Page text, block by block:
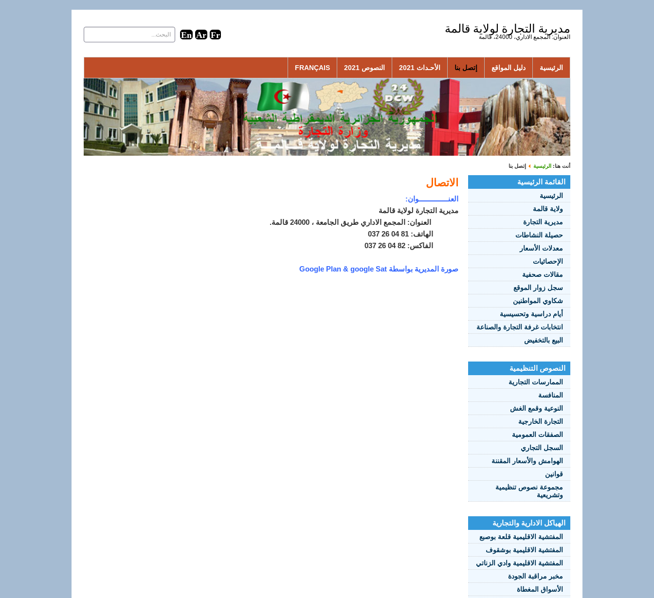
مديرية التجارة لولاية قالمة
العنوان: المجمع الاداري، 24000، قالمة
الرئيسية دليل المواقع إتصل بنا الأحـداث 2021 النصوص 2021 FRANÇAIS
أنت هنا: الرئيسية إتصل بنا
القائمة الرئيسية
الرئيسية
ولاية قالمة
مديرية التجارة
حصيلة النشاطات
معدلات الأسعار
الإحصائيات
مقالات صحفية
سجل زوار الموقع
شكاوي المواطنين
أيام دراسية وتحسيسية
انتخابات غرفة التجارة والصناعة
البيع بالتخفيض
النصوص التنظيمية
الممارسات التجارية
المنافسة
النوعية وقمع الغش
التجارة الخارجية
الصفقات العمومية
السجل التجاري
الهوامش والأسعار المقننة
قوانين
مجموعة نصوص تنظيمية
وتشريعية
الهياكل الادارية والتجارية
المفتشية الاقليمية قلعة بوصبع
المفتشية الاقليمية بوشقوف
المفتشية الاقليمية وادي الزناتي
مخبر مراقبة الجودة
الأسواق المغطاة
الاتصال
العنـــــــــــــــوان:
مديرية التجارة لولاية قالمة
العنوان: المجمع الاداري طريق الجامعة ، 24000 قالمة.
الهاتف: 81 04 26 037
الفاكس: 82 04 26 037
صورة المديرية بواسطة Google Plan & google Sat